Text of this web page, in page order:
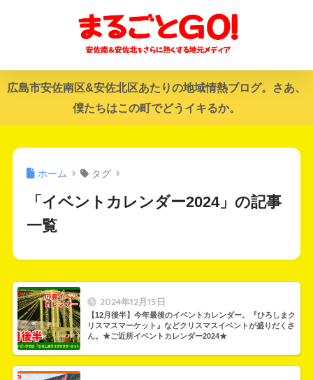
広島市安佐南区&安佐北区あたりの地域情熱ブログ。さあ、
僕たちはこの町でどうイキるか。
ホーム タグ
「イベントカレンダー2024」の記事
一覧
2024年12月15日
【12月後半】今年最後のイベントカレンダー。『ひろしまク
リスマスマーケット』などクリスマスイベントが盛りだくさ
ん。★ご近所イベントカレンダー2024★